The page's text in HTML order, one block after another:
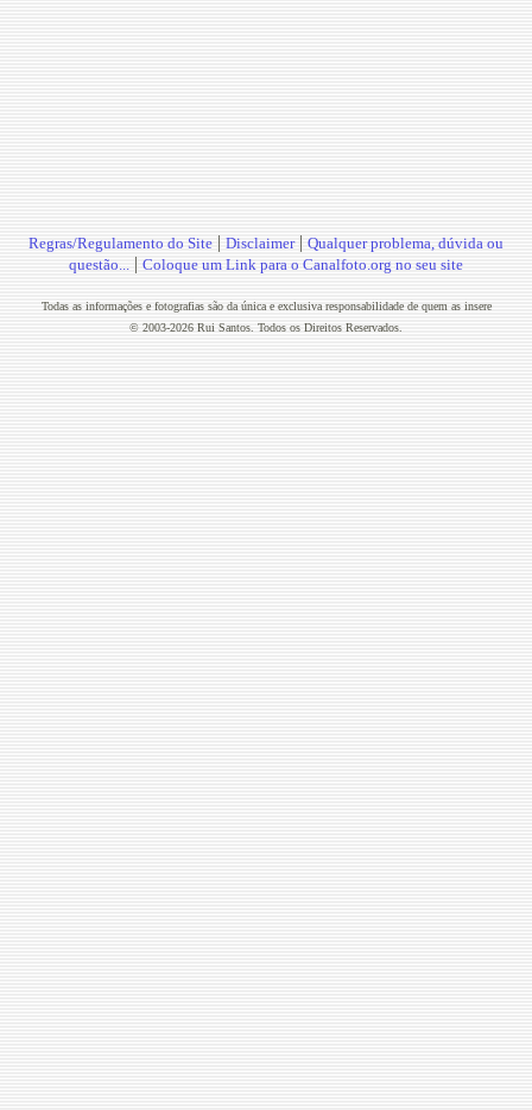
Regras/Regulamento do Site | Disclaimer| Qualquer problema, dúvida ou
questão... | Coloque um Link para o Canalfoto.org no seu site
Todas as informações e fotografias são da única e exclusiva responsabilidade de quem as insere
© 2003-2026 Rui Santos. Todos os Direitos Reservados.